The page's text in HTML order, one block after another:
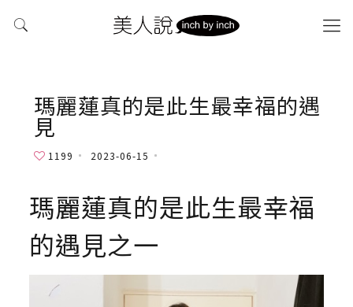
瑪麗蓮真的是此生最幸福的遇
見
1199 2023-06-15
瑪麗蓮真的是此生最幸福
的遇見之一